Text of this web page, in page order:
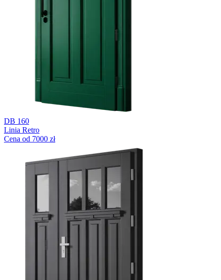
DB 160
Linia Retro
Cena od 7000 zł